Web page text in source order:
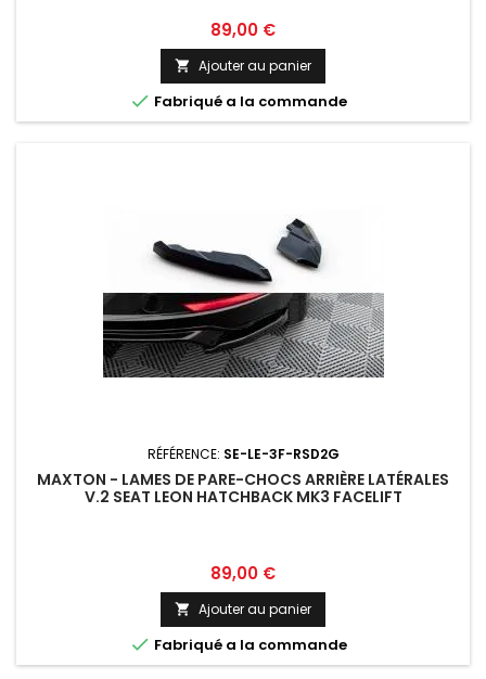
Prix
89,00 €
 Ajouter au panier
 Fabriqué a la commande
RÉFÉRENCE: SE-LE-3F-RSD2G
MAXTON - LAMES DE PARE-CHOCS ARRIÈRE LATÉRALES
V.2 SEAT LEON HATCHBACK MK3 FACELIFT
Prix
89,00 €
 Ajouter au panier
 Fabriqué a la commande